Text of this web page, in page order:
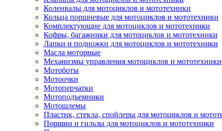
Коленвалы для мотоциклов и мототехники
Кольца поршневые для мотоциклов и мототехники
Комплектующие для мотоциклов и мототехники
Кофры, багажники для мотоциклов и мототехники
Лапки и подножки для мотоциклов и мототехники
Масла моторные
Механизмы управления мотоциклов и мототехники
Мотоботы
Мотоочки
Мотоперчатки
Мотоподъемники
Мотошлемы
Пластик, стекла, спойлеры для мотоциклов и
Поршни и гильзы для мотоциклов и мототехники